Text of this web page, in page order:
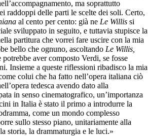
ma soprattutto
raddoppi delle parti le scelte dei soli. Certo,
al cento per cento: già ne Le Willis si
sviluppato in seguito, e tuttavia stupisce la
partitura che vorrei fare uscire con la mia
bello che ognuno, ascoltando Le Willis,
potrebbe aver composto Verdi, se fosse
Insieme a queste riflessioni ribadisco la mia
colui che ha fatto nell’opera italiana ciò
tedesca avendo dato alla
in senso cinematografico, un’importanza
in Italia è stato il primo a introdurre la
come un mondo complesso
sullo stesso piano, unitariamente alla
storia, la drammaturgia e le luci.»